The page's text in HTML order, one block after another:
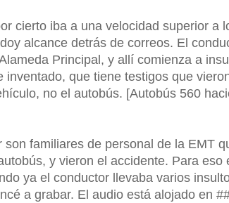
cierto iba a una velocidad superior a
alcance detrás de correos. El
Principal, y allí comienza a
inventado, que tiene testigos que
no el autobús. [Autobús 560
son familiares de personal de la EMT
y vieron el accidente. Para eso
ya el conductor llevaba varios
a grabar. El audio está alojado en